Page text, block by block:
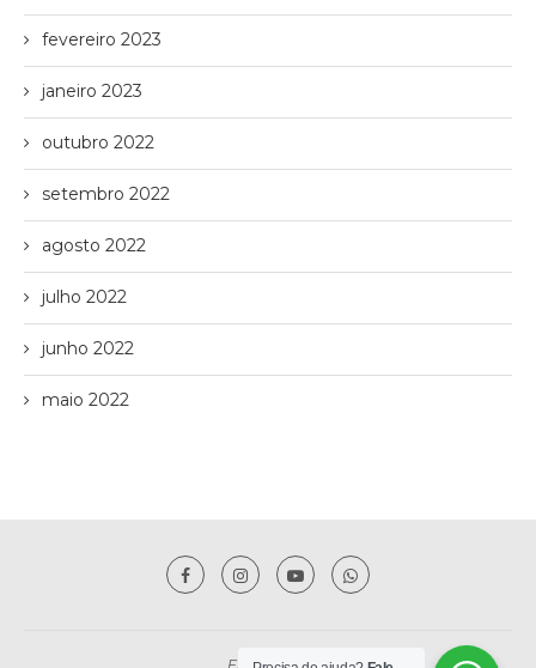
fevereiro 2023
janeiro 2023
outubro 2022
setembro 2022
agosto 2022
julho 2022
junho 2022
maio 2022
Fly Imóveis